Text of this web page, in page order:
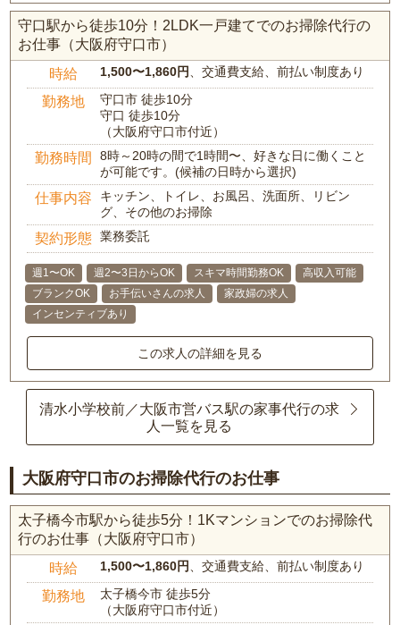
守口駅から徒歩10分！2LDK一戸建てでのお掃除代行の
お仕事（大阪府守口市）
時給 1,500〜1,860円、交通費支給、前払い制度あり
勤務地
守口市 徒歩10分
守口 徒歩10分
（大阪府守口市付近）
勤務時間
8時～20時の間で1時間〜、好きな日に働くこと
が可能です。(候補の日時から選択)
仕事内容
キッチン、トイレ、お風呂、洗面所、リビン
グ、その他のお掃除
契約形態 業務委託
週1〜OK 週2〜3日からOK スキマ時間勤務OK
高収入可能
ブランクOK
お手伝いさんの求人
家政婦の求人
インセンティブあり
この求人の詳細を見る
清水小学校前／大阪市営バス駅の家事代行の求
人一覧を見る
大阪府守口市のお掃除代行のお仕事
太子橋今市駅から徒歩5分！1Kマンションでのお掃除代
行のお仕事（大阪府守口市）
時給 1,500〜1,860円 、交通費支給、前払い制度あり
勤務地
太子橋今市 徒歩5分
（大阪府守口市付近）